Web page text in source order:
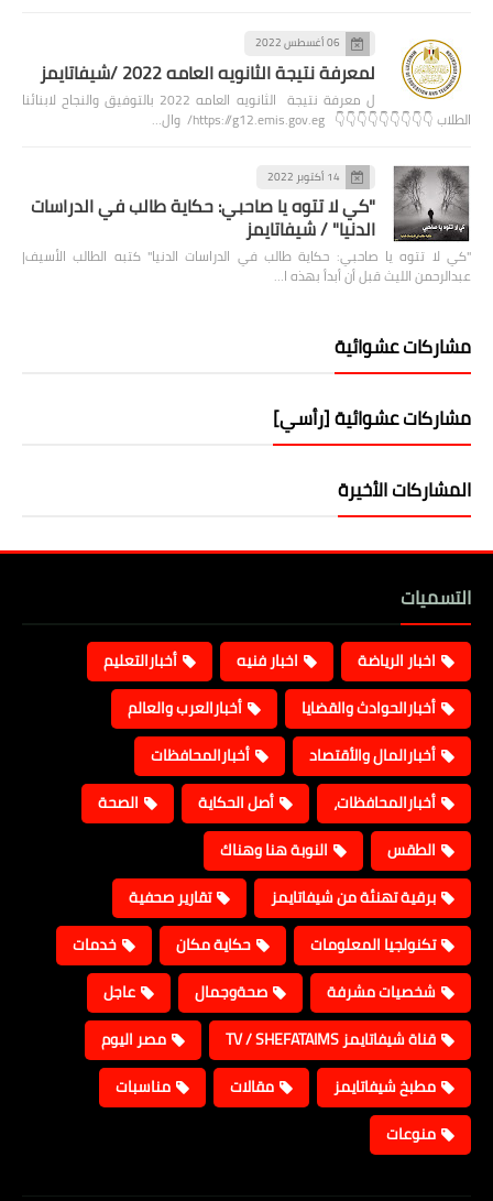
06 أغسطس 2022
لمعرفة نتيجة الثانويه العامه 2022 /شيفاتايمز
ل معرفة نتيجة الثانويه العامه 2022 بالتوفيق والنجاح لابنائنا
الطلاب 👇👇👇👇👇👇👇👇👇 https://g12.emis.gov.eg/ وال…
14 أكتوبر 2022
"كي لا تتوه يا صاحبي: حكاية طالب في الدراسات
الدنيا" / شيفاتايمز
"كي لا تتوه يا صاحبي: حكاية طالب في الدراسات الدنيا" كتبه الطالب الأسيف|
عبدالرحمن الليث قبل أن أبدأ بهذه ا…
مشاركات عشوائية
مشاركات عشوائية [رأسي]
المشاركات الأخيرة
التسميات
اخبار الرياضة اخبار فنيه
أخبارالتعليم
أخبارالحوادث والقضايا
أخبارالعرب والعالم
أخبارالمال والأقتصاد
أخبارالمحافظات
أخبارالمحافظات،
أصل الحكاية
الصحة
الطقس
النوبة هنا وهناك
برقية تهنئة من شيفاتايمز
تقارير صحفية
تكنولجيا المعلومات
حكاية مكان
خدمات
شخصيات مشرفة
صحةوجمال
عاجل
قناة شيفاتايمز TV / SHEFATAIMS
مصر اليوم
مطبخ شيفاتايمز
مقالات
مناسبات
منوعات